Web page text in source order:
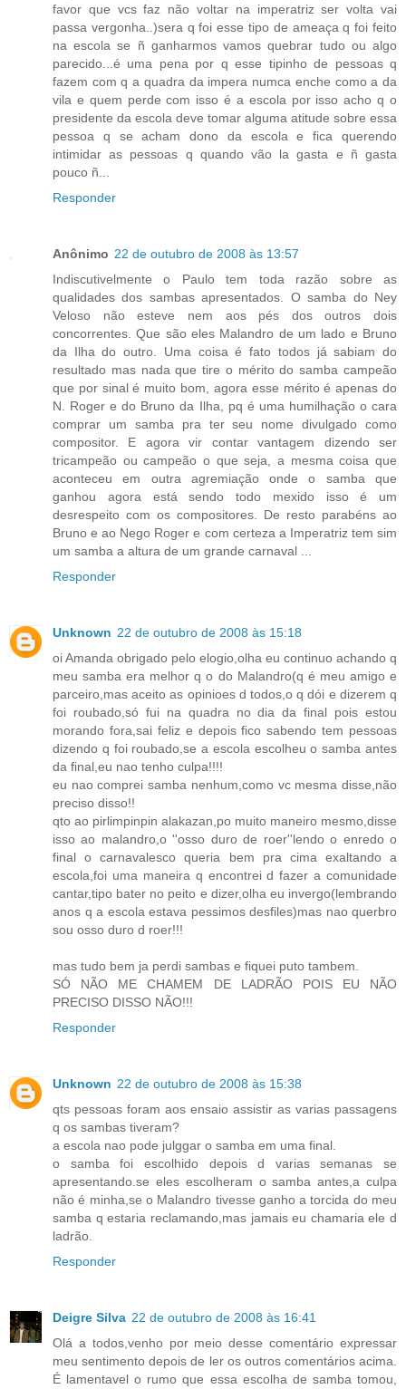
favor que vcs faz não voltar na imperatriz ser volta vai
passa vergonha..)sera q foi esse tipo de ameaça q foi feito
na escola se ñ ganharmos vamos quebrar tudo ou algo
parecido...é uma pena por q esse tipinho de pessoas q
fazem com q a quadra da impera numca enche como a da
vila e quem perde com isso é a escola por isso acho q o
presidente da escola deve tomar alguma atitude sobre essa
pessoa q se acham dono da escola e fica querendo
intimidar as pessoas q quando vão la gasta e ñ gasta
pouco ñ...
Responder
Anônimo 22 de outubro de 2008 às 13:57
Indiscutivelmente o Paulo tem toda razão sobre as
qualidades dos sambas apresentados. O samba do Ney
Veloso não esteve nem aos pés dos outros dois
concorrentes. Que são eles Malandro de um lado e Bruno
da Ilha do outro. Uma coisa é fato todos já sabiam do
resultado mas nada que tire o mérito do samba campeão
que por sinal é muito bom, agora esse mérito é apenas do
N. Roger e do Bruno da Ilha, pq é uma humilhação o cara
comprar um samba pra ter seu nome divulgado como
compositor. E agora vir contar vantagem dizendo ser
tricampeão ou campeão o que seja, a mesma coisa que
aconteceu em outra agremiação onde o samba que
ganhou agora está sendo todo mexido isso é um
desrespeito com os compositores. De resto parabéns ao
Bruno e ao Nego Roger e com certeza a Imperatriz tem sim
um samba a altura de um grande carnaval ...
Responder
Unknown 22 de outubro de 2008 às 15:18
oi Amanda obrigado pelo elogio,olha eu continuo achando q
meu samba era melhor q o do Malandro(q é meu amigo e
parceiro,mas aceito as opinioes d todos,o q dói e dizerem q
foi roubado,só fui na quadra no dia da final pois estou
morando fora,sai feliz e depois fico sabendo tem pessoas
dizendo q foi roubado,se a escola escolheu o samba antes
da final,eu nao tenho culpa!!!!
eu nao comprei samba nenhum,como vc mesma disse,não
preciso disso!!
qto ao pirlimpinpin alakazan,po muito maneiro mesmo,disse
isso ao malandro,o ''osso duro de roer''lendo o enredo o
final o carnavalesco queria bem pra cima exaltando a
escola,foi uma maneira q encontrei d fazer a comunidade
cantar,tipo bater no peito e dizer,olha eu invergo(lembrando
anos q a escola estava pessimos desfiles)mas nao querbro
sou osso duro d roer!!!
mas tudo bem ja perdi sambas e fiquei puto tambem.
SÓ NÃO ME CHAMEM DE LADRÃO POIS EU NÃO
PRECISO DISSO NÃO!!!
Responder
Unknown 22 de outubro de 2008 às 15:38
qts pessoas foram aos ensaio assistir as varias passagens
q os sambas tiveram?
a escola nao pode julggar o samba em uma final.
o samba foi escolhido depois d varias semanas se
apresentando.se eles escolheram o samba antes,a culpa
não é minha,se o Malandro tivesse ganho a torcida do meu
samba q estaria reclamando,mas jamais eu chamaria ele d
ladrão.
Responder
Deigre Silva 22 de outubro de 2008 às 16:41
Olá a todos,venho por meio desse comentário expressar
meu sentimento depois de ler os outros comentários acima.
É lamentavel o rumo que essa escolha de samba tomou,